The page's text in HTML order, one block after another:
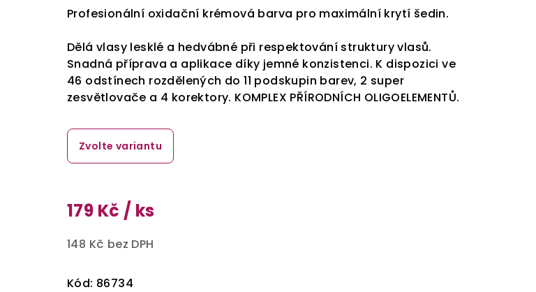
Profesionální oxidační krémová barva pro maximální krytí šedin.
Dělá vlasy lesklé a hedvábné při respektování struktury vlasů.
Snadná příprava a aplikace díky jemné konzistenci. K dispozici ve
46 odstínech rozdělených do 11 podskupin barev, 2 super
zesvětlovače a 4 korektory. KOMPLEX PŘÍRODNÍCH OLIGOELEMENTŮ.
Zvolte variantu
179 Kč / ks
148 Kč bez DPH
cena:
Kód: 86734